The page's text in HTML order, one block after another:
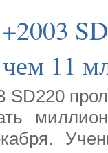
11
SD220